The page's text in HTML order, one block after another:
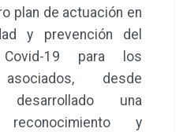
plan de actuación en
y prevención del
19 para los
asociados, desde
desarrollado una
y